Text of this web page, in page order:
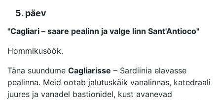
5. päev
"Cagliari – saare pealinn ja valge linn Sant'Antioco"
Hommikusöök.
Täna suundume Cagliarisse – Sardiinia elavasse
pealinna. Meid ootab jalutuskäik vanalinnas, katedraali
juures ja vanadel bastionidel, kust avanevad